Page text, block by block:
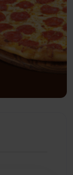
(182)
(59)
(27)
(03)